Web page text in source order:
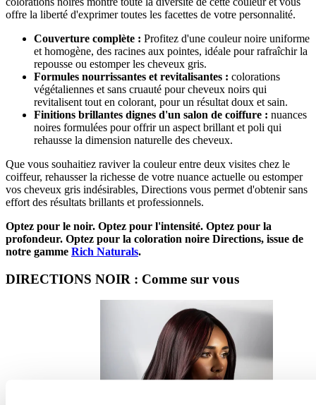
offre la liberté d'exprimer toutes les facettes de votre personnalité.
Couverture complète : Profitez d'une couleur noire uniforme
et homogène, des racines aux pointes, idéale pour rafraîchir la
repousse ou estomper les cheveux gris.
Formules nourrissantes et revitalisantes : colorations
végétaliennes et sans cruauté pour cheveux noirs qui
revitalisent tout en colorant, pour un résultat doux et sain.
Finitions brillantes dignes d'un salon de coiffure : nuances
noires formulées pour offrir un aspect brillant et poli qui
rehausse la dimension naturelle des cheveux.
Que vous souhaitiez raviver la couleur entre deux visites chez le
coiffeur, rehausser la richesse de votre nuance actuelle ou estomper
vos cheveux gris indésirables, Directions vous permet d'obtenir sans
effort des résultats brillants et professionnels.
Optez pour le noir. Optez pour l'intensité. Optez pour la
profondeur. Optez pour la coloration noire Directions, issue de
notre gamme Rich Naturals.
DIRECTIONS NOIR : Comme sur vous